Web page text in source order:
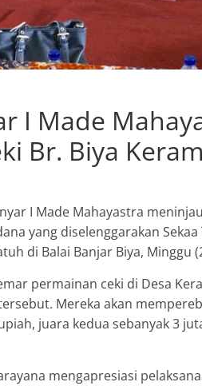
I Made
Br. Biya
I Made Mahayastra
yang diselenggarakan
di Balai Banjar Biya, Minggu
permainan ceki di Desa
Mereka akan
juara kedua sebanyak 3
mengapresiasi